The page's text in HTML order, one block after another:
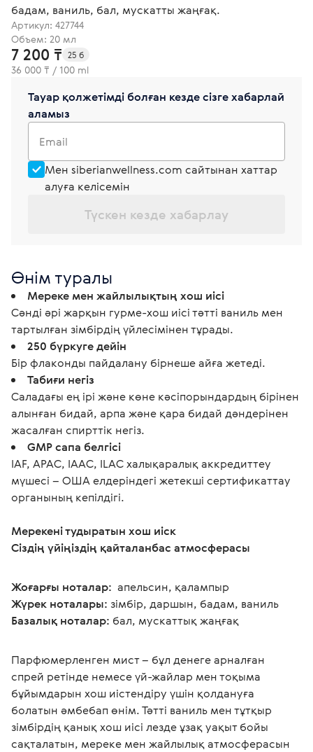
бадам, ваниль, бал, мускатты жаңғақ.
Артикул: 427744
Объем: 20 мл
7 200 ₸ 25 б
36 000 ₸ / 100 ml
Тауар қолжетімді болған кезде сізге хабарлай
аламыз
Email
Мен siberianwellness.com сайтынан хаттар
алуға келісемін
Түскен кезде хабарлау
Өнім туралы
Мереке мен жайлылықтың хош иісі
Сәнді әрі жарқын гурме-хош иісі тәтті ваниль мен
тартылған зімбірдің үйлесімінен тұрады.
250 бүркуге дейін
Бір флаконды пайдалану бірнеше айға жетеді.
Табиғи негіз
Саладағы ең ірі және көне кәсіпорындардың бірінен
алынған бидай, арпа және қара бидай дәндерінен
жасалған спирттік негіз.
GMP сапа белгісі
IAF, APAC, IAAC, ILAC халықаралық аккредиттеу
мүшесі – ОША елдеріндегі жетекші сертификаттау
органының кепілдігі.
Мерекені тудыратын хош иіск
Сіздің үйіңіздің қайталанбас атмосферасы
Жоғарғы ноталар: апельсин, қалампыр
Жүрек ноталары: зімбір, даршын, бадам, ваниль
Базалық ноталар: бал, мускаттық жаңғақ
Парфюмерленген мист – бұл денеге арналған
спрей ретінде немесе үй-жайлар мен тоқыма
бұйымдарын хош иістендіру үшін қолдануға
болатын әмбебап өнім. Тәтті ваниль мен тұтқыр
зімбірдің қанық хош иісі лезде ұзақ уақыт бойы
сақталатын, мереке мен жайлылық атмосферасын